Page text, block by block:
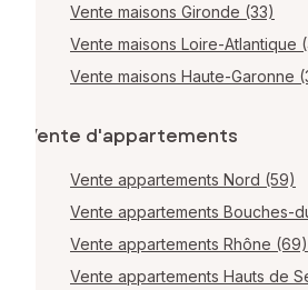
Vente maisons Gironde (33)
Vente maisons Loire-Atlantique
Vente maisons Haute-Garonne
Vente d'appartements
Vente appartements Nord (59)
Vente appartements Bouches-
Vente appartements Rhône (69)
Vente appartements Hauts de